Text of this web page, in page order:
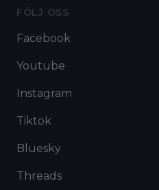
FÖLJ OSS
Facebook
Youtube
Instagram
Tiktok
Bluesky
Threads